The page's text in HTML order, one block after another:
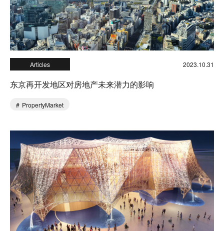
Articles 2023.10.31
东京再开发地区对房地产未来潜力的影响
PropertyMarket